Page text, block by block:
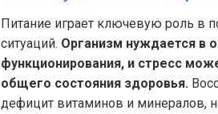
Питание играет ключевую роль в
ситуаций. Организм нуждается в
функционирования, и стресс
общего состояния здоровья.
дефицит витаминов и минералов,